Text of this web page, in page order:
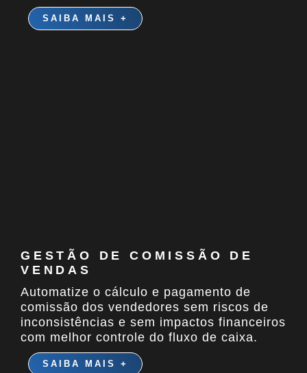
SAIBA MAIS +
GESTÃO DE COMISSÃO DE
VENDAS
Automatize o cálculo e pagamento de
comissão dos vendedores sem riscos de
inconsistências e sem impactos financeiros
com melhor controle do fluxo de caixa.
SAIBA MAIS +